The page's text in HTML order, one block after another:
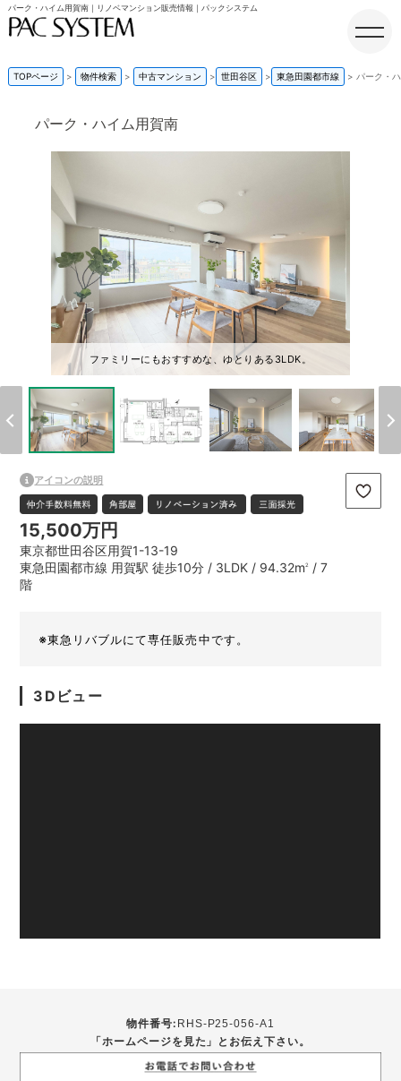
パーク・ハイム用賀南｜リノベマンション販売情報｜パックシステム
TOPページ 物件検索 中古マンション 世田谷区 東急田園都市線 パーク・
パーク・ハイム用賀南
ファミリーにもおすすめな、ゆとりある3LDK。
アイコンの説明
15,500万円
東京都世田谷区用賀1-13-19
東急田園都市線 用賀駅 徒歩10分 / 3LDK / 94.32m2
/ 7
階
※東急リバブルにて専任販売中です。
3Dビュー
物件番号: RHS-P25-056-A1
「ホームページを見た」とお伝え下さい。